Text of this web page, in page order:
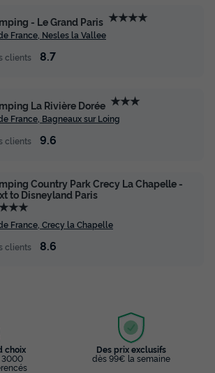
- Le Grand Paris ★★★★
France, Nesles la Vallee
clients
8.7
La Rivière Dorée ★★★
France, Bagneaux sur Loing
clients
9.6
Country Park Crecy La Chapelle -
to Disneyland Paris
France, Crecy la Chapelle
clients
8.6
choix
3000
Des prix exclusifs
dès 99€ la semaine